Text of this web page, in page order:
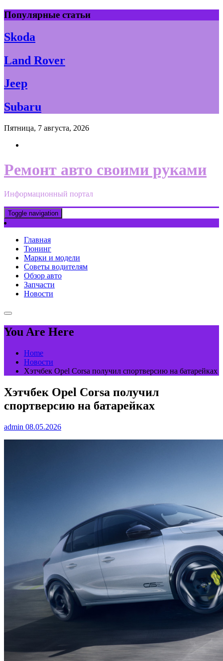
Skip
to
content
Популярные статьи
Skoda
Land Rover
Jeep
Subaru
Пятница, 7 августа, 2026
Ремонт авто своими руками
Информационный портал
Toggle navigation
Главная
Тюнинг
Марки и модели
Советы водителям
Обзор авто
Запчасти
Новости
You Are Here
Home
Новости
Хэтчбек Opel Corsa получил спортверсию на батарейках
Хэтчбек Opel Corsa получил
спортверсию на батарейках
admin 08.05.2026